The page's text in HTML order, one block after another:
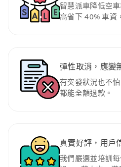
智慧派車降低空
高省下 40% 車資
彈性取消，應變
有突發狀況也不
都能全額退款。
真實好評，用戶
我們嚴選並培訓